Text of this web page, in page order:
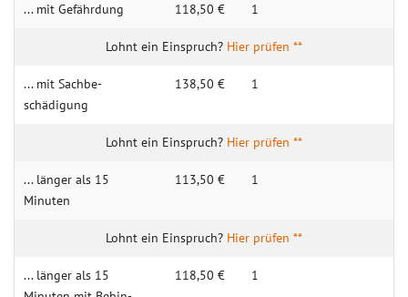
... mit Gefähr­dung 118,50 € 1
Hier prüfen **
... mit Sachbe­
schädigung
138,50 € 1
Hier prüfen **
... länger als 15
Minuten
113,50 € 1
Hier prüfen **
... länger als 15
118,50 € 1